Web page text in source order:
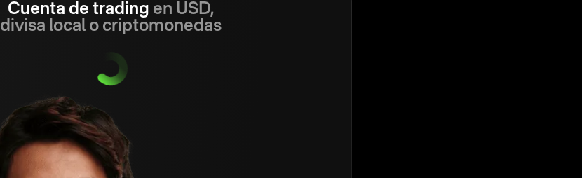
Cuenta de trading en USD,
divisa local o criptomonedas